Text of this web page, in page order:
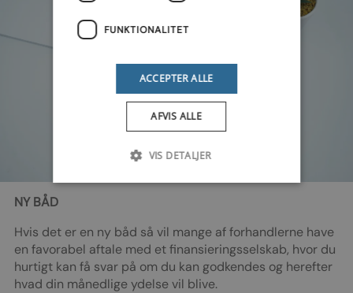
NY BÅD
Hvis det er en ny båd så vil mange af forhandlerne have
en favorabel aftale med et finansieringsselskab, hvor du
hurtigt kan få svar på om du kan godkendes og herefter
hvad din månedlige ydelse vil blive.
FUNKTIONALITET
ACCEPTER ALLE
AFVIS ALLE
VIS DETALJER